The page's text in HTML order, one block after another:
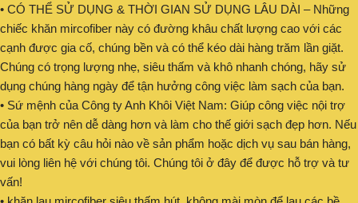
• CÓ THỂ SỬ DỤNG & THỜI GIAN SỬ DỤNG LÂU DÀI – Những
chiếc khăn mircofiber này có đường khâu chất lượng cao với các
cạnh được gia cố, chúng bền và có thể kéo dài hàng trăm lần giặt.
Chúng có trọng lượng nhẹ, siêu thấm và khô nhanh chóng, hãy sử
dụng chúng hàng ngày để tận hưởng công việc làm sạch của bạn.
• Sứ mệnh của Công ty Anh Khôi Việt Nam: Giúp công việc nội trợ
của bạn trở nên dễ dàng hơn và làm cho thế giới sạch đẹp hơn. Nếu
bạn có bất kỳ câu hỏi nào về sản phẩm hoặc dịch vụ sau bán hàng,
vui lòng liên hệ với chúng tôi. Chúng tôi ở đây để được hỗ trợ và tư
vấn!